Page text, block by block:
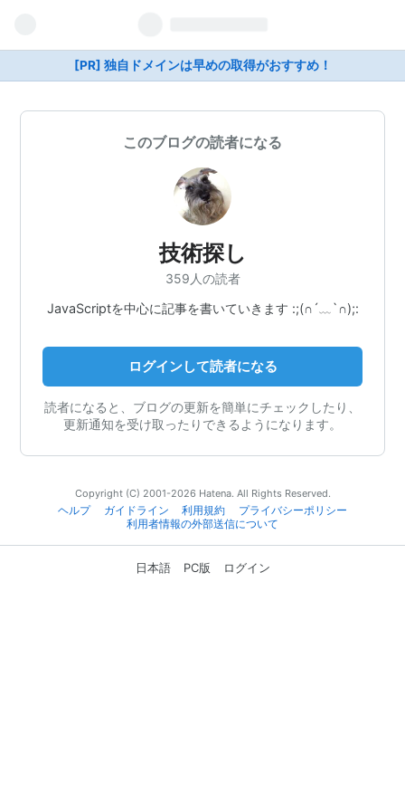
[PR] 独自ドメインは早めの取得がおすすめ！
このブログの読者になる
技術探し
359人の読者
JavaScriptを中心に記事を書いていきます :;(∩´﹏`∩);:
ログインして読者になる
読者になると、ブログの更新を簡単にチェックしたり、
更新通知を受け取ったりできるようになります。
Copyright (C) 2001-2026 Hatena. All Rights Reserved.
ヘルプ
ガイドライン 利用規約
プライバシーポリシー
利用者情報の外部送信について
日本語 PC版 ログイン